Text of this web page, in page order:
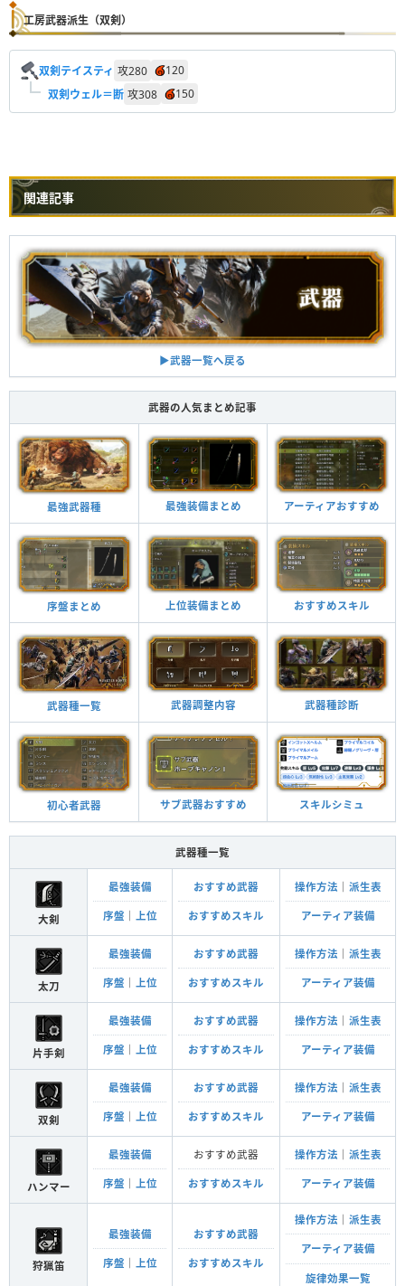
工房武器派生（双剣）
双剣テイスティ 攻280
120
双剣ウェル＝断 攻308 150
関連記事
▶︎武器一覧へ戻る
武器の人気まとめ記事
最強武器種 最強装備まとめ アーティアおすすめ
序盤まとめ 上位装備まとめ おすすめスキル
武器種一覧 武器調整内容 武器種診断
初心者武器 サブ武器おすすめ スキルシミュ
武器種一覧
大剣
最強装備
序盤 上位
おすすめ武器
おすすめスキル
操作方法 ｜ 派生表
アーティア装備
太刀
最強装備
序盤 上位
おすすめ武器
おすすめスキル
操作方法 ｜ 派生表
アーティア装備
片手剣
最強装備
序盤 上位
おすすめ武器
おすすめスキル
操作方法 ｜ 派生表
アーティア装備
双剣
最強装備
序盤 上位
おすすめ武器
おすすめスキル
操作方法 ｜ 派生表
アーティア装備
ハンマー
最強装備
序盤 上位
おすすめ武器
おすすめスキル
操作方法 ｜ 派生表
アーティア装備
狩猟笛
最強装備
序盤 上位
おすすめ武器
おすすめスキル
操作方法 ｜ 派生表
アーティア装備
旋律効果一覧